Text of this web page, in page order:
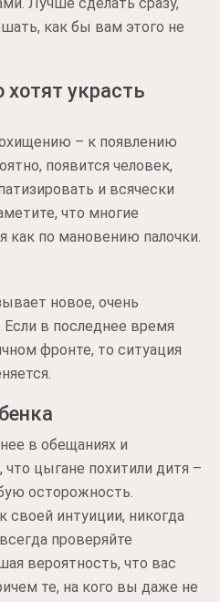
как бы вам этого не
хотят украсть
– к появлению
появится человек,
и всячески
что многие
как по мановению палочки.
новое, очень
в последнее время
фронте, то ситуация
в обещаниях и
цыгане похитили дитя –
осторожность.
своей интуиции, никогда
проверяйте
вероятность, что вас
те, на кого вы даже не